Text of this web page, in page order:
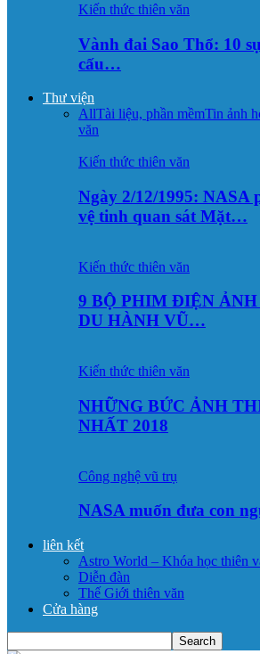
Kiến thức thiên văn
Vành đai Sao Thổ: 10
cấu…
Thư viện
AllTài liệu, phần mềmTin ảnh
văn
Kiến thức thiên văn
Ngày 2/12/1995: NASA
vệ tinh quan sát Mặt…
Kiến thức thiên văn
9 BỘ PHIM ĐIỆN
DU HÀNH VŨ…
Kiến thức thiên văn
NHỮNG BỨC ẢNH
NHẤT 2018
Công nghệ vũ trụ
NASA muốn đưa con
liên kết
Astro World – Khóa học thiên
Diễn đàn
Thế Giới thiên văn
Cửa hàng